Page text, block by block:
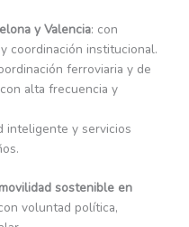
y Valencia: con
coordinación institucional.
ferroviaria y de
alta frecuencia y
inteligente y servicios
movilidad sostenible en
voluntad política,